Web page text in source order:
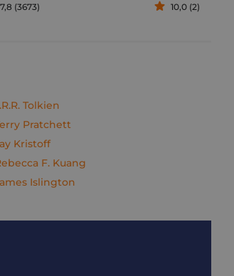
7,8 (3673) 10,0 (2)
Tolkien
Pratchett
Jay Kristoff
F. Kuang
Islington